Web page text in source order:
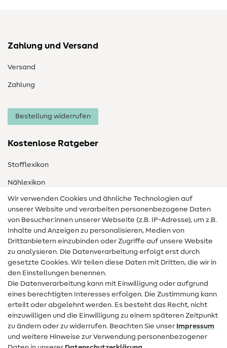
Zahlung und Versand
Versand
Zahlung
Bestellung widerrufen
Kostenlose Ratgeber
Stofflexikon
Nählexikon
Nähanleitungen
Hilfe & Kontakt
Kontakt
Infos zum Betreiberwechsel
Widerrufsrecht
Beliebt
Stoffe
Wir verwenden Cookies und ähnliche Technologien auf
unserer Website und verarbeiten personenbezogene Daten
von Besucher:innen unserer Webseite (z.B. IP-Adresse), um z.B.
Inhalte und Anzeigen zu personalisieren, Medien von
Drittanbietern einzubinden oder Zugriffe auf unsere Website
zu analysieren. Die Datenverarbeitung erfolgt erst durch
gesetzte Cookies. Wir teilen diese Daten mit Dritten, die wir in
den Einstellungen benennen.
Die Datenverarbeitung kann mit Einwilligung oder aufgrund
eines berechtigten Interesses erfolgen. Die Zustimmung kann
erteilt oder abgelehnt werden. Es besteht das Recht, nicht
einzuwilligen und die Einwilligung zu einem späteren Zeitpunkt
zu ändern oder zu widerrufen. Beachten Sie unser Impressum
und weitere Hinweise zur Verwendung personenbezogener